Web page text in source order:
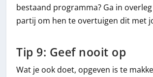
bestaand programma? Ga in
partij om hen te overtuigen dit met
Tip 9: Geef nooit op
Wat je ook doet, opgeven is te